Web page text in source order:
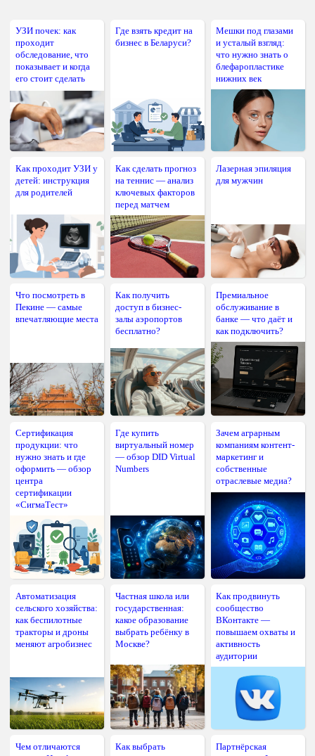
УЗИ почек: как
проходит
обследование, что
показывает и когда
его стоит сделать
Где взять кредит на
бизнес в Беларуси?
Мешки под глазами
и усталый взгляд:
что нужно знать о
блефаропластике
нижних век
Как проходит УЗИ у
детей: инструкция
для родителей
Как сделать прогноз
на теннис — анализ
ключевых факторов
перед матчем
Лазерная эпиляция
для мужчин
Что посмотреть в
Пекине — самые
впечатляющие места
Как получить
доступ в бизнес-
залы аэропортов
бесплатно?
Премиальное
обслуживание в
банке — что даёт и
как подключить?
Сертификация
продукции: что
нужно знать и где
оформить — обзор
центра
сертификации
«СигмаТест»
Где купить
виртуальный номер
— обзор DID Virtual
Numbers
Зачем аграрным
компаниям контент-
маркетинг и
собственные
отраслевые медиа?
Автоматизация
сельского хозяйства:
как беспилотные
тракторы и дроны
меняют агробизнес
Частная школа или
государственная:
какое образование
выбрать ребёнку в
Москве?
Как продвинуть
сообщество
ВКонтакте —
повышаем охваты и
активность
аудитории
Чем отличаются
Как выбрать
Партнёрская